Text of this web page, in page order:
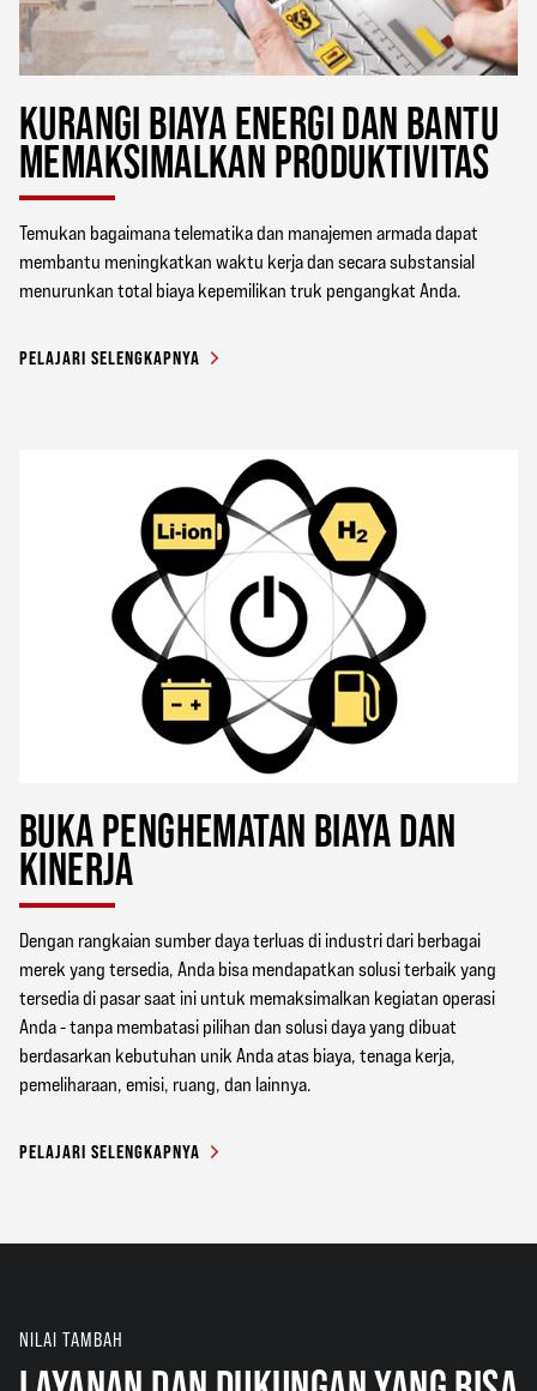
KURANGI BIAYA ENERGI DAN BANTU
MEMAKSIMALKAN PRODUKTIVITAS
Temukan bagaimana telematika dan manajemen armada dapat
membantu meningkatkan waktu kerja dan secara substansial
menurunkan total biaya kepemilikan truk pengangkat Anda.
PELAJARI SELENGKAPNYA
BUKA PENGHEMATAN BIAYA DAN
KINERJA
Dengan rangkaian sumber daya terluas di industri dari berbagai
merek yang tersedia, Anda bisa mendapatkan solusi terbaik yang
tersedia di pasar saat ini untuk memaksimalkan kegiatan operasi
Anda - tanpa membatasi pilihan dan solusi daya yang dibuat
berdasarkan kebutuhan unik Anda atas biaya, tenaga kerja,
pemeliharaan, emisi, ruang, dan lainnya.
PELAJARI SELENGKAPNYA
NILAI TAMBAH